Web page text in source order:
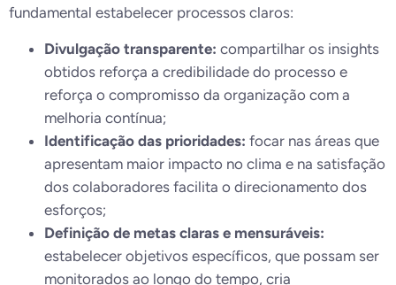
fundamental estabelecer processos claros:
Divulgação transparente: compartilhar os insights
obtidos reforça a credibilidade do processo e
reforça o compromisso da organização com a
melhoria contínua;
Identificação das prioridades: focar nas áreas que
apresentam maior impacto no clima e na satisfação
dos colaboradores facilita o direcionamento dos
esforços;
Definição de metas claras e mensuráveis:
estabelecer objetivos específicos, que possam ser
monitorados ao longo do tempo, cria